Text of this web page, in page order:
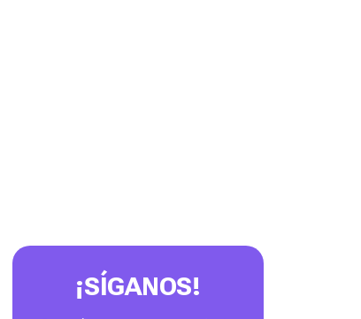
¡SÍGANOS!